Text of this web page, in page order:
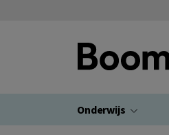
Onderwijs